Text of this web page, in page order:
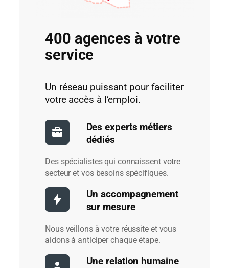
400 agences à votre
service
Un réseau puissant pour faciliter
votre accès à l’emploi.
Des experts métiers
dédiés
Des spécialistes qui connaissent votre
secteur et vos besoins spécifiques.
Un accompagnement
sur mesure
Nous veillons à votre réussite et vous
aidons à anticiper chaque étape.
Une relation humaine